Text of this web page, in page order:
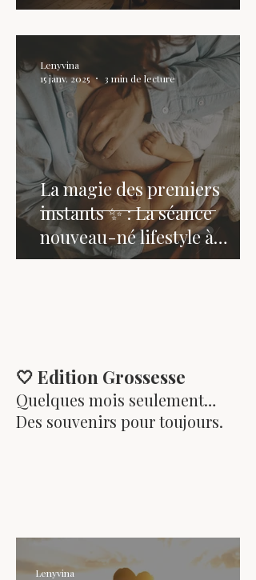
La magie des premiers
instants ✨ : La séance
nouveau-né lifestyle à
domicile
Lenyvina
15 janv. 2025
3 min de lecture
🤍 Edition Grossesse
Quelques mois seulement…
Des souvenirs pour toujours.
Lenyvina